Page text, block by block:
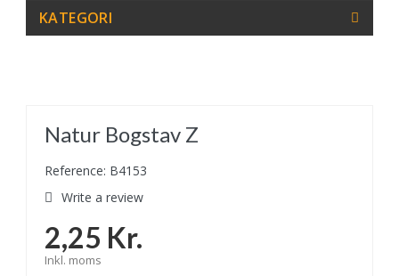
KATEGORI
Natur Bogstav Z
Reference: B4153
Write a review
2,25 Kr.
Inkl. moms